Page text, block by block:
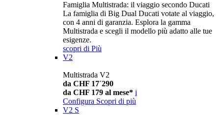
Famiglia Multistrada: il viaggio secondo Ducati
La famiglia di Big Dual Ducati votate al viaggio,
con 4 anni di garanzia. Esplora la gamma
Multistrada e scegli il modello più adatto alle tue
esigenze.
scopri di Più
V2
Multistrada V2
da CHF 17´290
da CHF 179 al mese* i
Configura Scopri di più
V2 S